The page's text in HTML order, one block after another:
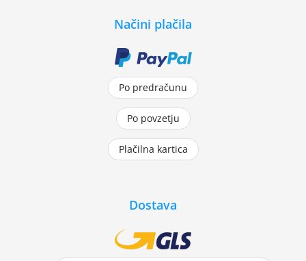
Načini plačila
Po predračunu
Po povzetju
Plačilna kartica
Dostava